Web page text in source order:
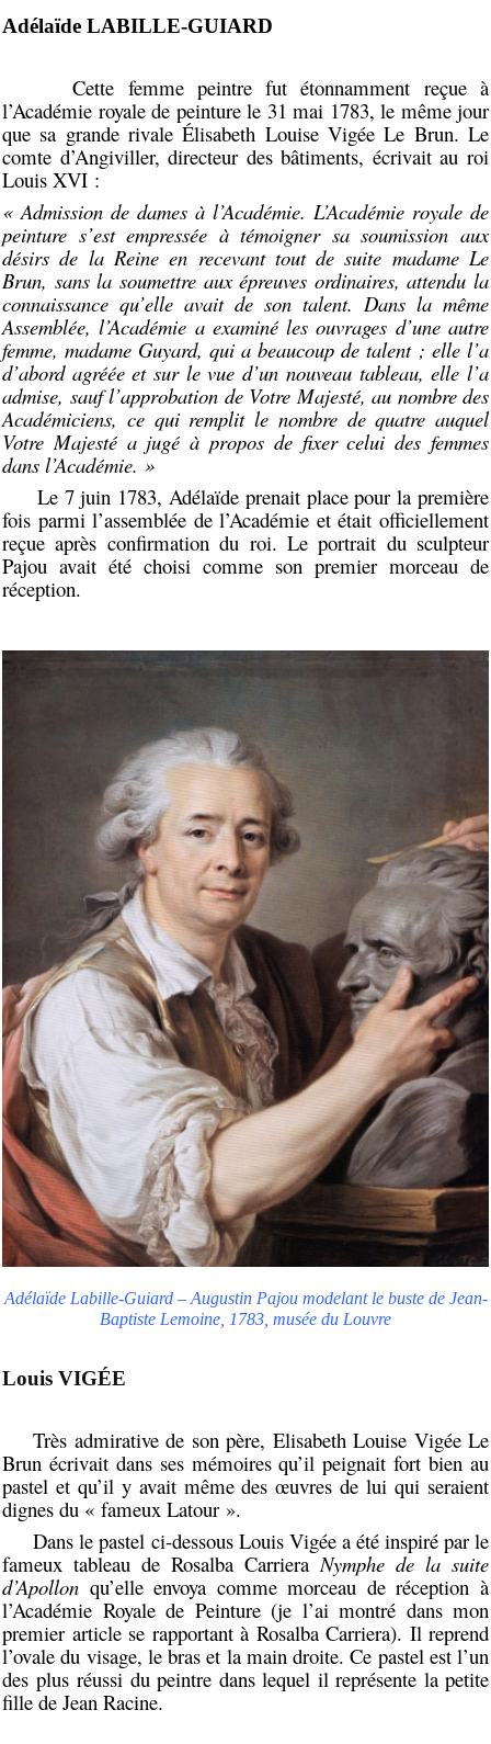
Adélaïde LABILLE-GUIARD
Cette femme peintre fut étonnamment reçue à
l’Académie royale de peinture le 31 mai 1783, le même jour
que sa grande rivale Élisabeth Louise Vigée Le Brun. Le
comte d’Angiviller, directeur des bâtiments, écrivait au roi
Louis XVI :
« Admission de dames à l’Académie. L’Académie royale de
peinture s’est empressée à témoigner sa soumission aux
désirs de la Reine en recevant tout de suite madame Le
Brun, sans la soumettre aux épreuves ordinaires, attendu la
connaissance qu’elle avait de son talent. Dans la même
Assemblée, l’Académie a examiné les ouvrages d’une autre
femme, madame Guyard, qui a beaucoup de talent ; elle l’a
d’abord agréée et sur le vue d’un nouveau tableau, elle l’a
admise, sauf l’approbation de Votre Majesté, au nombre des
Académiciens, ce qui remplit le nombre de quatre auquel
Votre Majesté a jugé à propos de fixer celui des femmes
dans l’Académie. »
Le 7 juin 1783, Adélaïde prenait place pour la première
fois parmi l’assemblée de l’Académie et était officiellement
reçue après confirmation du roi. Le portrait du sculpteur
Pajou avait été choisi comme son premier morceau de
réception.
Adélaïde Labille-Guiard – Augustin Pajou modelant le buste de Jean-
Baptiste Lemoine, 1783, musée du Louvre
Louis VIGÉE
Très admirative de son père, Elisabeth Louise Vigée Le
Brun écrivait dans ses mémoires qu’il peignait fort bien au
pastel et qu’il y avait même des œuvres de lui qui seraient
dignes du « fameux Latour ».
Dans le pastel ci-dessous Louis Vigée a été inspiré par le
fameux tableau de Rosalba CarrieraNymphe de la suite
d’Apollon qu’elle envoya comme morceau de réception à
l’Académie Royale de Peinture (je l’ai montré dans mon
premier article se rapportant à Rosalba Carriera). Il reprend
l’ovale du visage, le bras et la main droite. Ce pastel est l’un
des plus réussi du peintre dans lequel il représente la petite
fille de Jean Racine.